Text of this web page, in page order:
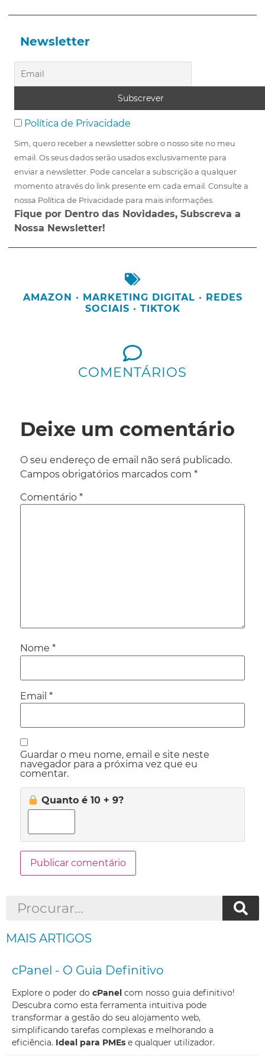
Newsletter
Política de Privacidade
Sim, quero receber a newsletter sobre o nosso site no meu
email. Os seus dados serão usados exclusivamente para
enviar a newsletter. Pode cancelar a subscrição a qualquer
momento através do link presente em cada email. Consulte a
nossa Política de Privacidade para mais informações.
Fique por Dentro das Novidades, Subscreva a
Nossa Newsletter!
AMAZON · MARKETING DIGITAL · REDES
SOCIAIS · TIKTOK
COMENTÁRIOS
Deixe um comentário
O seu endereço de email não será publicado.
Campos obrigatórios marcados com *
Comentário *
Nome *
Email *
Guardar o meu nome, email e site neste
navegador para a próxima vez que eu
comentar.
Quanto é 10 + 9?
MAIS ARTIGOS
cPanel - O Guia Definitivo
Explore o poder do cPanel com nosso guia definitivo!
Descubra como esta ferramenta intuitiva pode
transformar a gestão do seu alojamento web,
simplificando tarefas complexas e melhorando a
eficiência. Ideal para PMEs e qualquer utilizador.